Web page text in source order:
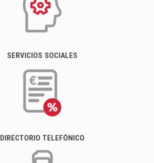
SERVICIOS SOCIALES
DIRECTORIO TELEFÓNICO